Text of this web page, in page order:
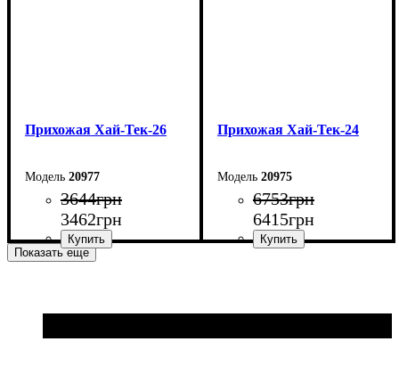
Прихожая Хай-Тек-26
20977
3644грн
3462грн
Глубина: 30 см
Прихожая Хай-Тек-24
20975
6753грн
6415грн
Глубина: 37 см
Показать еще